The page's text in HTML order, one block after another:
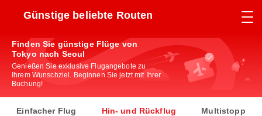
Günstige beliebte Routen
Finden Sie günstige Flüge von
Tokyo nach Seoul
Genießen Sie exklusive Flugangebote zu
Ihrem Wunschziel. Beginnen Sie jetzt mit Ihrer
Buchung!
Einfacher Flug Hin- und Rückflug Multistopp